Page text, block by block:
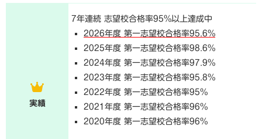
実績
7年連続 志望校合格率95%以上達成中
2026年度 第一志望校合格率95.6%
2025年度 第一志望校合格率98.6%
2024年度 第一志望校合格率97.9%
2023年度 第一志望校合格率95.8%
2022年度 第一志望校合格率95%
2021年度 第一志望校合格率96%
2020年度 第一志望校合格率96%